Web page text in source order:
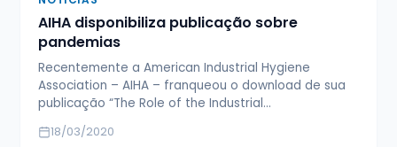
AIHA disponibiliza publicação sobre
pandemias
Recentemente a American Industrial Hygiene
Association – AIHA – franqueou o download de sua
publicação “The Role of the Industrial…
18/03/2020